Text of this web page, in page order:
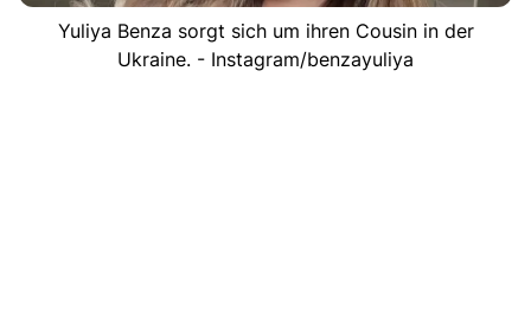
Yuliya Benza sorgt sich um ihren Cousin in der
Ukraine. - Instagram/benzayuliya